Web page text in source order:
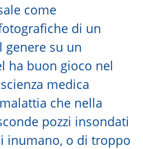
come
di un
su un
ha buon gioco nel
medica
che nella
pozzi insondati
inumano, o di troppo